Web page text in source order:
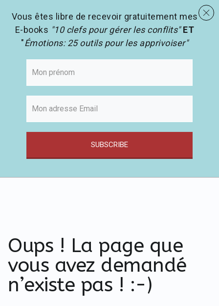
menu Les activités en pédagogie search
Oups ! La page que
vous avez demandé
n’existe pas ! :-)
Vous êtes libre de recevoir gratuitement mes
E-books "10 clefs pour gérer les conflits" ET
"Émotions: 25 outils pour les apprivoiser"
SUBSCRIBE